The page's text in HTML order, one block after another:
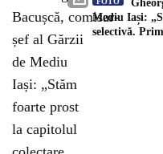
Mediu Iași:
selectivă.